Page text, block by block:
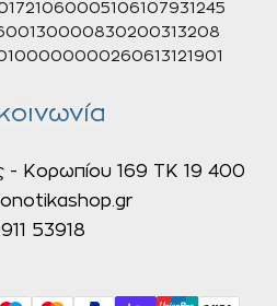
- Κορωπίου 169 ΤΚ 19 400
53918